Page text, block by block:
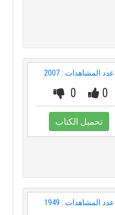
عدد المشاهدات : 2007
0
0
تحميل الكتاب
عدد المشاهدات : 1949